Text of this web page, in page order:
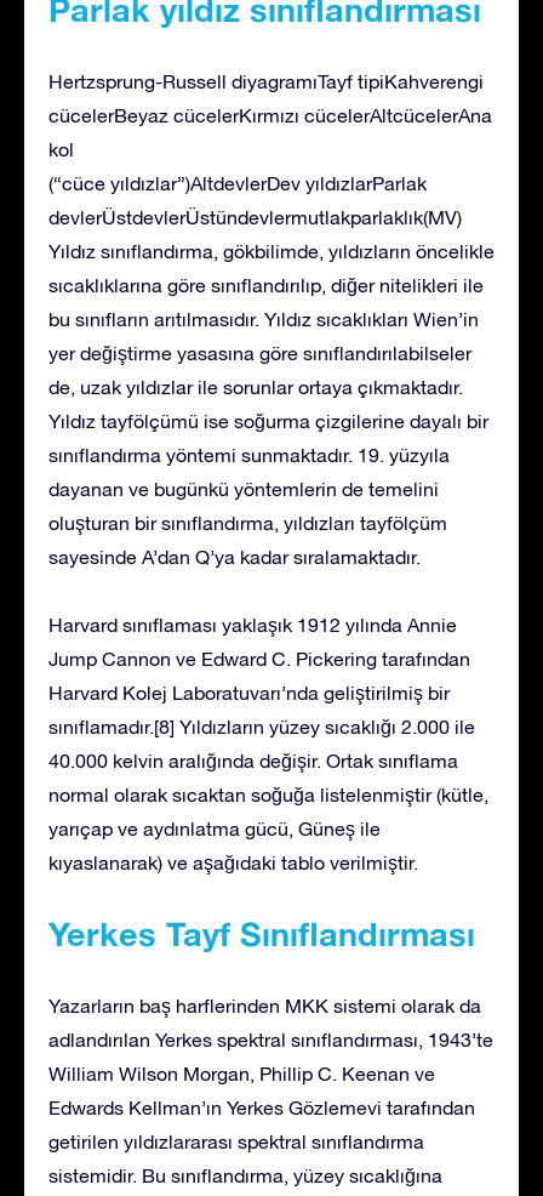
Parlak yıldız sınıflandırması
Hertzsprung-Russell diyagramıTayf tipiKahverengi
cücelerBeyaz cücelerKırmızı cücelerAltcücelerAna
kol
(“cüce yıldızlar”)AltdevlerDev yıldızlarParlak
devlerÜstdevlerÜstündevlermutlakparlaklık(MV)
Yıldız sınıflandırma, gökbilimde, yıldızların öncelikle
sıcaklıklarına göre sınıflandırılıp, diğer nitelikleri ile
bu sınıfların arıtılmasıdır. Yıldız sıcaklıkları Wien’in
yer değiştirme yasasına göre sınıflandırılabilseler
de, uzak yıldızlar ile sorunlar ortaya çıkmaktadır.
Yıldız tayfölçümü ise soğurma çizgilerine dayalı bir
sınıflandırma yöntemi sunmaktadır. 19. yüzyıla
dayanan ve bugünkü yöntemlerin de temelini
oluşturan bir sınıflandırma, yıldızları tayfölçüm
sayesinde A’dan Q’ya kadar sıralamaktadır.
Harvard sınıflaması yaklaşık 1912 yılında Annie
Jump Cannon ve Edward C. Pickering tarafından
Harvard Kolej Laboratuvarı’nda geliştirilmiş bir
sınıflamadır.[8] Yıldızların yüzey sıcaklığı 2.000 ile
40.000 kelvin aralığında değişir. Ortak sınıflama
normal olarak sıcaktan soğuğa listelenmiştir (kütle,
yarıçap ve aydınlatma gücü, Güneş ile
kıyaslanarak) ve aşağıdaki tablo verilmiştir.
Yerkes Tayf Sınıflandırması
Yazarların baş harflerinden MKK sistemi olarak da
adlandırılan Yerkes spektral sınıflandırması, 1943’te
William Wilson Morgan, Phillip C. Keenan ve
Edwards Kellman’ın Yerkes Gözlemevi tarafından
getirilen yıldızlararası spektral sınıflandırma
sistemidir. Bu sınıflandırma, yüzey sıcaklığına